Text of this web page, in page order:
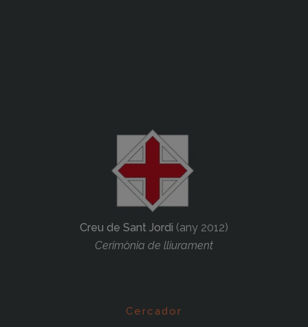
Creu de Sant Jordi (any 2012)
Cerimònia de lliurament
Cercador